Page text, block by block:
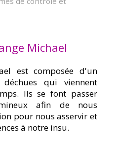
Michael
est composée d'un
qui viennent
Ils se font passer
afin de nous
pour nous asservir et
à notre insu.